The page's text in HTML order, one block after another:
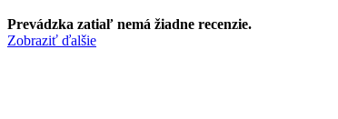
Prevádzka zatiaľ nemá žiadne recenzie.
Zobraziť ďalšie